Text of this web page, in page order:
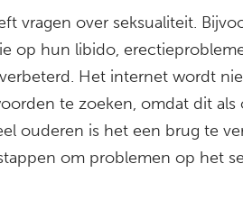
vragen over seksualiteit.
op hun libido,
Het internet wordt
te zoeken, omdat dit als
ouderen is het een brug te
om problemen op het